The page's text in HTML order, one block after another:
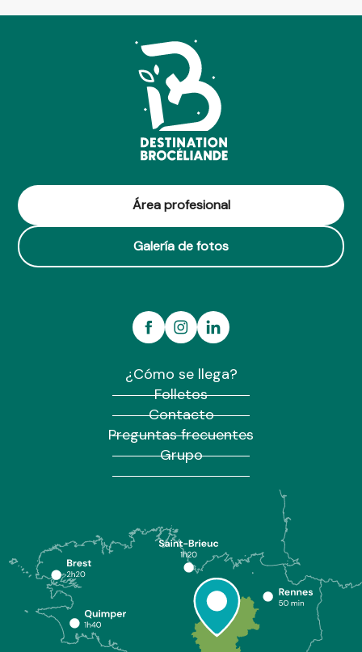
Área profesional
Galería de fotos
¿Cómo se llega?
Folletos
Contacto
Preguntas frecuentes
Grupo